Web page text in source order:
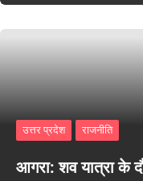
उत्तर प्रदेश राजनीति
आगरा: शव यात्रा के